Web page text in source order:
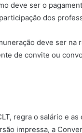
deve ser o
dos
deve ser
de convite ou
regra o salário e
impressa, a